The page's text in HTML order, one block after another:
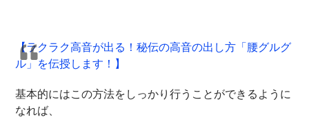
【ラクラク高音が出る！秘伝の高音の出し方「腰グルグ
ル」を伝授します！】
基本的にはこの方法をしっかり行うことができるように
なれば、